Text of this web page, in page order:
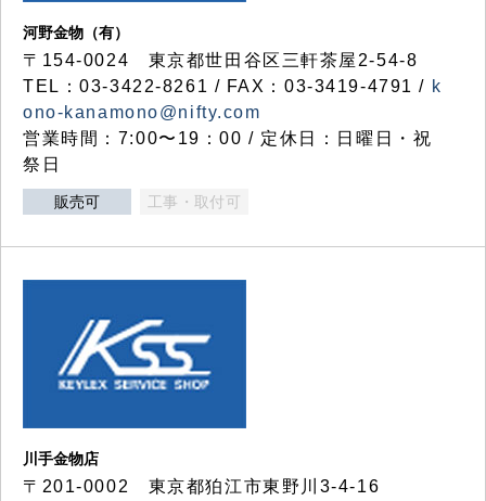
河野金物（有）
〒154-0024 東京都世田谷区三軒茶屋2-54-8
TEL：03-3422-8261 / FAX：03-3419-4791 / k
ono-kanamono@nifty.com
営業時間：7:00〜19：00 / 定休日：日曜日・祝
祭日
販売可 工事・取付可
川手金物店
〒201-0002 東京都狛江市東野川3-4-16